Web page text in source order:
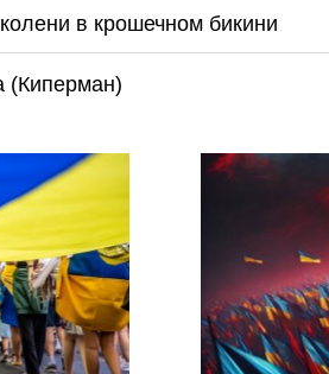
в крошечном бикини
(Киперман)